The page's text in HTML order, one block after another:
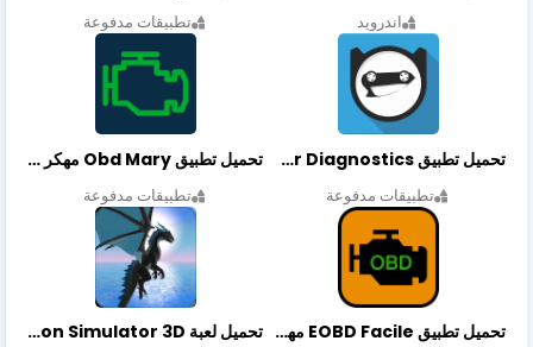
اندرويد تطبيقات مدفوعة
تحميل تطبيق OBDeleven Car Diagnostics مهكر أخر إصدار
تطبيقات مدفوعة
تحميل تطبيق Obd Mary مهكر أخر إصدار
تطبيقات مدفوعة
تحميل تطبيق EOBD Facile مهكر أخر إصدار تحميل لعبة Dragon Simulator 3D مهكرة أخر إصدار